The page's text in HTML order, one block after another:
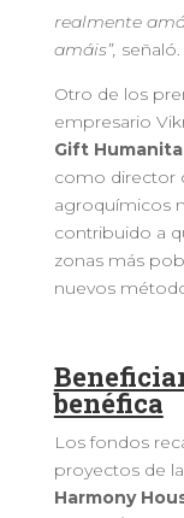
realmente
amáis”, señaló.
Otro de los
empresario
Gift
como director
agroquímicos
contribuido a
zonas más
nuevos
benéfica
Los fondos
proyectos de
Harmony